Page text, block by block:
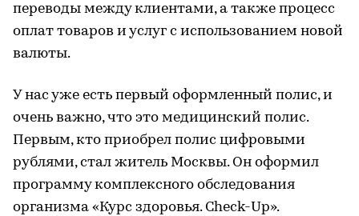
переводы между клиентами, а также процесс
оплат товаров и услуг с использованием новой
валюты.
У нас уже есть первый оформленный полис, и
очень важно, что это медицинский полис.
Первым, кто приобрел полис цифровыми
рублями, стал житель Москвы. Он оформил
программу комплексного обследования
организма «Курс здоровья. Check-Up».